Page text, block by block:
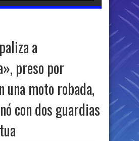
a
preso por
una moto robada,
con dos guardias